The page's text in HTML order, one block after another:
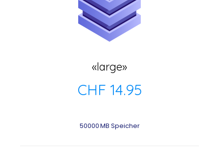
«large»
CHF 14.95
50000 MB Speicher